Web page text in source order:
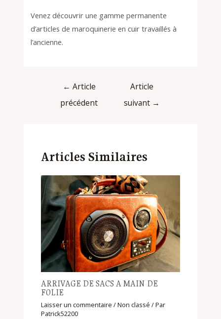
Venez découvrir une gamme permanente
d’articles de maroquinerie en cuir travaillés à
l’ancienne.
← Article
précédent
Article
suivant →
Articles Similaires
ARRIVAGE DE SACS A MAIN DE
FOLIE
Laisser un commentaire /Non classé / Par
Patrick52200